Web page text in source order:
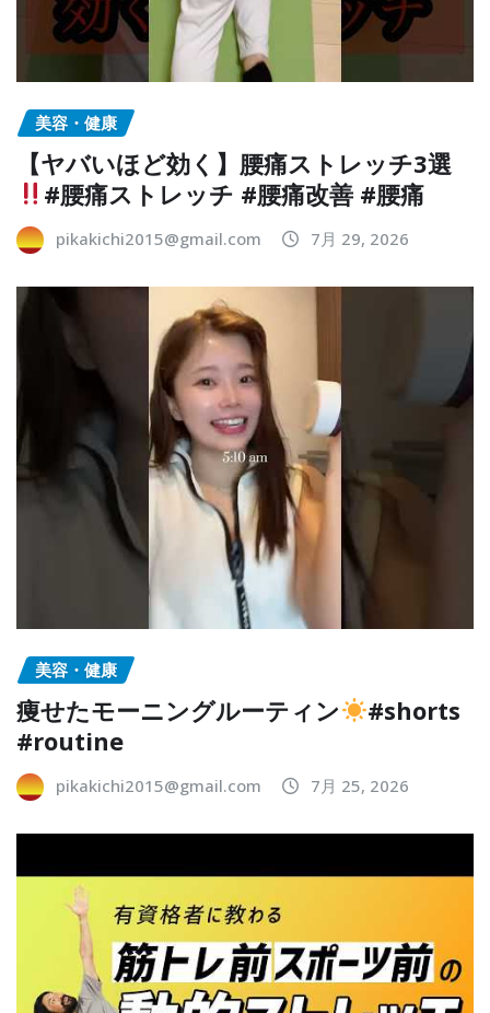
美容・健康
【ヤバいほど効く】腰痛ストレッチ3選
#腰痛ストレッチ #腰痛改善 #腰痛
pikakichi2015@gmail.com 7月 29, 2026
美容・健康
痩せたモーニングルーティン
#shorts
#routine
pikakichi2015@gmail.com 7月 25, 2026